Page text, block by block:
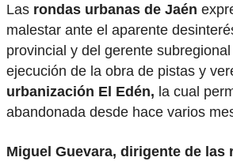
Las rondas urbanas de Jaén
malestar ante el aparente
provincial y del gerente
ejecución de la obra de pistas y
urbanización El Edén, la cual
abandonada desde hace varios
Miguel Guevara, dirigente de las